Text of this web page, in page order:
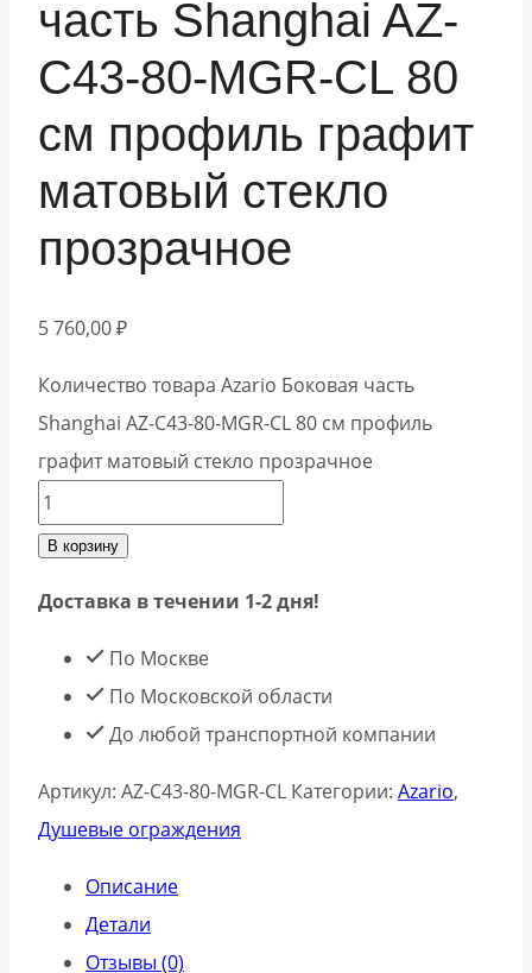
часть Shanghai AZ-
C43-80-MGR-CL 80
см профиль графит
матовый стекло
прозрачное
5 760,00₽
Количество товара Azario Боковая часть
Shanghai AZ-C43-80-MGR-CL 80 см профиль
графит матовый стекло прозрачное
В корзину
Доставка в течении 1-2 дня!
По Москве
По Московской области
До любой транспортной компании
Артикул: AZ-C43-80-MGR-CL Категории: Azario,
Душевые ограждения
Описание
Детали
Отзывы (0)